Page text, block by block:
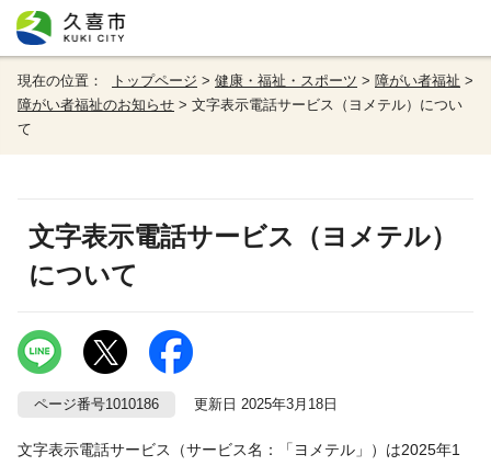
現在の位置： トップページ > 健康・福祉・スポーツ > 障がい者福祉 >
障がい者福祉のお知らせ > 文字表示電話サービス（ヨメテル）につい
て
文字表示電話サービス（ヨメテル）
について
ページ番号1010186 更新日 2025年3月18日
文字表示電話サービス（サービス名：「ヨメテル」）は2025年1